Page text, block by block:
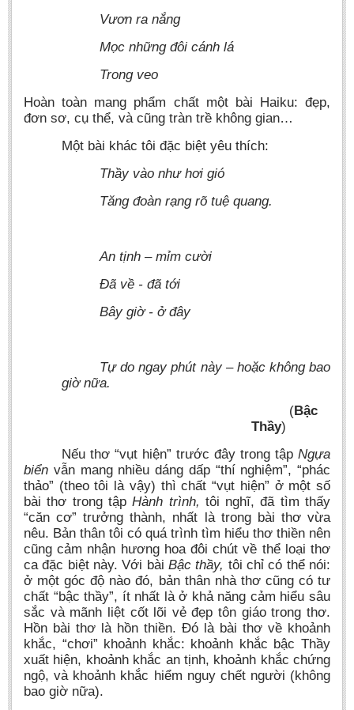
Vươn ra nắng
Mọc những đôi cánh lá
Trong veo
Hoàn toàn mang phẩm chất một bài Haiku: đẹp,
đơn sơ, cụ thể, và cũng tràn trề không gian…
Một bài khác tôi đặc biệt yêu thích:
Thầy vào như hơi gió
Tăng đoàn rạng rõ tuệ quang.
An tịnh – mỉm cười
Đã về - đã tới
Bây giờ - ở đây
Tự do ngay phút này – hoặc không bao
giờ nữa.
(Bậc
Thầy)
Nếu thơ “vụt hiện” trước đây trong tập Ngựa
biển vẫn mang nhiều dáng dấp “thí nghiệm”, “phác
thảo” (theo tôi là vậy) thì chất “vụt hiện” ở một số
bài thơ trong tậpHành trình, tôi nghĩ, đã tìm thấy
“căn cơ” trưởng thành, nhất là trong bài thơ vừa
nêu. Bản thân tôi có quá trình tìm hiểu thơ thiền nên
cũng cảm nhận hương hoa đôi chút về thể loại thơ
ca đặc biệt này. Với bài Bậc thầy, tôi chỉ có thể nói:
ở một góc độ nào đó, bản thân nhà thơ cũng có tư
chất “bậc thầy”, ít nhất là ở khả năng cảm hiểu sâu
sắc và mãnh liệt cốt lõi vẻ đẹp tôn giáo trong thơ.
Hồn bài thơ là hồn thiền. Đó là bài thơ về khoảnh
khắc, “chơi” khoảnh khắc: khoảnh khắc bậc Thầy
xuất hiện, khoảnh khắc an tịnh, khoảnh khắc chứng
ngộ, và khoảnh khắc hiểm nguy chết người (không
bao giờ nữa).